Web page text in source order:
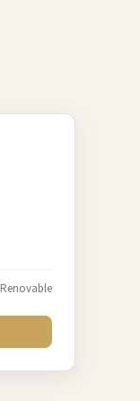
Renovable